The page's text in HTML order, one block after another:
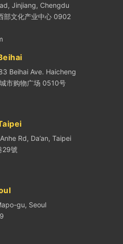
Jinjiang, Chengdu
部文化产业中心 0902
Beihai Ave. Haicheng
市购物广场 0510号
Rd, Da’an, Taipei
29號
gu, Seoul